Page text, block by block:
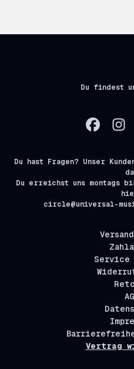
Du findest
Du hast Fragen? Unser
Du erreichst uns montags
circle@universal-
Vertrag